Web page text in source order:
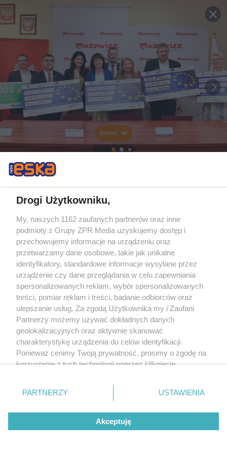
Rozwiń
Drogi Użytkowniku,
My, naszych 1162 zaufanych partnerów oraz inne
podmioty z Grupy ZPR Media uzyskujemy dostęp i
przechowujemy informacje na urządzeniu oraz
przetwarzamy dane osobowe, takie jak unikalne
identyfikatory, standardowe informacje wysyłane przez
urządzenie czy dane przeglądania w celu zapewniania
spersonalizowanych reklam, wybór spersonalizowanych
treści, pomiar reklam i treści, badanie odbiorców oraz
ulepszanie usług. Za zgodą Użytkownika my i Zaufani
Partnerzy możemy używać dokładnych danych
geolokalizacyjnych oraz aktywnie skanować
charakterystykę urządzenia do celów identyfikacji.
Ponieważ cenimy Twoją prywatność, prosimy o zgodę na
korzystanie z tych technologii poprzez kliknięcie
zmienić/wycofać klikając przycisk ustawień prywatności
znajdujący się w lewym dolnym rogu strony
rodzaje przetwarzania danych nie wymagają zgody
użytkownika, ale masz prawo sprzeciwić się takiemu
przetwarzaniu. Preferencje będą miały zastosowanie tylko
PARTNERZY USTAWIENIA
Akceptuję